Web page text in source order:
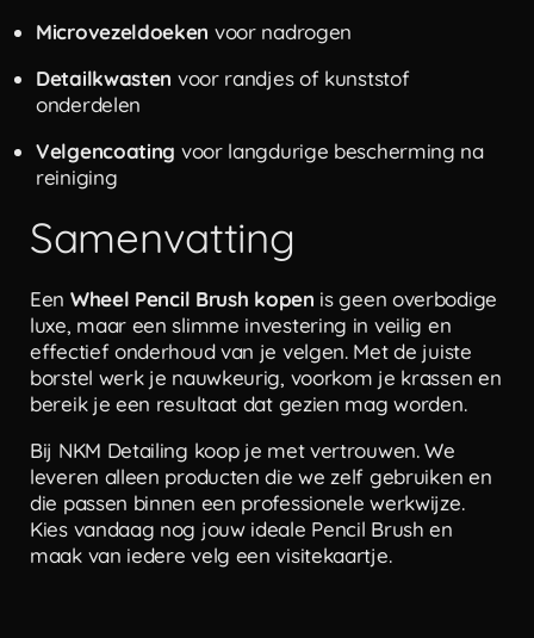
Microvezeldoeken voor nadrogen
Detailkwasten voor randjes of kunststof
onderdelen
Velgencoating voor langdurige bescherming na
reiniging
Samenvatting
Een Wheel Pencil Brush kopen is geen overbodige
luxe, maar een slimme investering in veilig en
effectief onderhoud van je velgen. Met de juiste
borstel werk je nauwkeurig, voorkom je krassen en
bereik je een resultaat dat gezien mag worden.
Bij NKM Detailing koop je met vertrouwen. We
leveren alleen producten die we zelf gebruiken en
die passen binnen een professionele werkwijze.
Kies vandaag nog jouw ideale Pencil Brush en
maak van iedere velg een visitekaartje.